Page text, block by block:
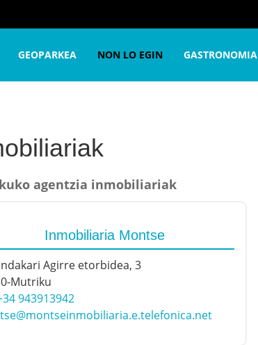
GEOPARKEA NON LO EGIN GASTRONOMIA
agentzia inmobiliariak
Inmobiliaria Montse
Agirre etorbidea, 3
Mutriku
943913942